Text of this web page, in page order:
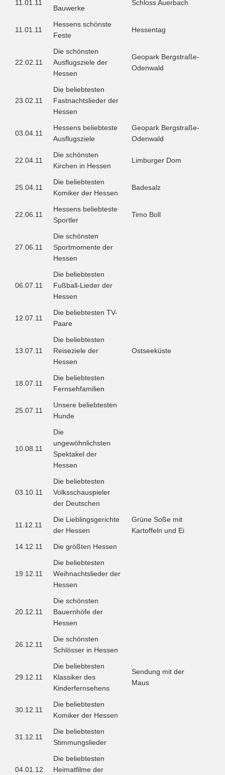
11.01.11
Bauwerke
Schloss Auerbach
11.01.11
Hessens schönste
Feste
Hessentag
22.02.11
Die schönsten
Ausflugsziele der
Hessen
Geopark Bergstraße-
Odenwald
23.02.11
Die beliebtesten
Fastnachtslieder der
Hessen
03.04.11
Hessens beliebteste
Ausflugsziele
Geopark Bergstraße-
Odenwald
22.04.11
Die schönsten
Kirchen in Hessen
Limburger Dom
25.04.11
Die beliebtesten
Komiker der Hessen
Badesalz
22.06.11
Hessens beliebteste
Sportler
Timo Boll
27.06.11
Die schönsten
Sportmomente der
Hessen
06.07.11
Die beliebtesten
Fußball-Lieder der
Hessen
12.07.11
Die beliebtesten TV-
Paare
13.07.11
Die beliebtesten
Reiseziele der
Hessen
Ostseeküste
18.07.11
Die beliebtesten
Fernsehfamilien
25.07.11
Unsere beliebtesten
Hunde
10.08.11
Die
ungewöhnlichsten
Spektakel der
Hessen
03.10.11
Die beliebtesten
Volksschauspieler
der Deutschen
11.12.11
Die Lieblingsgerichte
der Hessen
Grüne Soße mit
Kartoffeln und Ei
14.12.11
Die größten Hessen
19.12.11
Die beliebtesten
Weihnachtslieder der
Hessen
20.12.11
Die schönsten
Bauernhöfe der
Hessen
26.12.11
Die schönsten
Schlösser in Hessen
29.12.11
Die beliebtesten
Klassiker des
Kinderfernsehens
Sendung mit der
Maus
30.12.11
Die beliebtesten
Komiker der Hessen
31.12.11
Die beliebtesten
Stimmungslieder
04.01.12
Die beliebtesten
Heimatfilme der